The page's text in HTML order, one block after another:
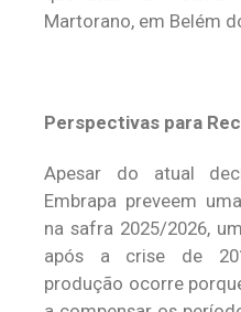
Martorano, em Belém
Perspectivas para
Apesar do atual
Embrapa preveem
na safra 2025/2026,
após a crise de
produção ocorre